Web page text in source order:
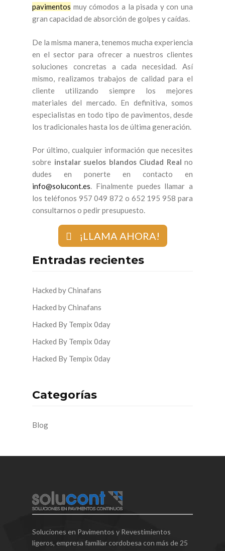
pavimentos muy cómodos a la pisada y con una
gran capacidad de absorción de golpes y caídas.
De la misma manera, tenemos mucha experiencia
en el sector para ofrecer a nuestros clientes
soluciones concretas a cada necesidad. Así
mismo, realizamos trabajos de calidad para el
cliente utilizando siempre los mejores
materiales del mercado. En definitiva, somos
especialistas en todo tipo de pavimentos, desde
los tradicionales hasta los de última generación.
Por último, cualquier información que necesites
sobre instalar suelos blandos Ciudad Real no
dudes en ponerte en contacto en
info@solucont.es. Finalmente puedes llamar a
los teléfonos 957 049 872 o 652 195 958 para
consultarnos o pedir presupuesto.
¡LLAMA AHORA!
Entradas recientes
Hacked by Chinafans
Hacked by Chinafans
Hacked By Tempix 0day
Hacked By Tempix 0day
Hacked By Tempix 0day
Categorías
Blog
Soluciones en Pavimentos y Revestimientos
ligeros, empresa familiar cordobesa con más de 25